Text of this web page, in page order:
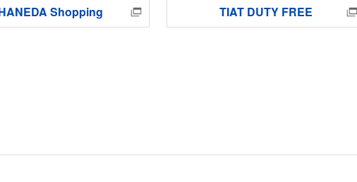
Shopping TIAT DUTY FREE